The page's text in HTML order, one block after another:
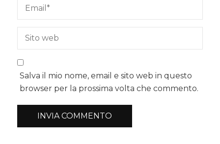
Salva il mio nome, email e sito web in questo
browser per la prossima volta che commento.